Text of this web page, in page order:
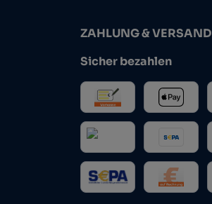
ZAHLUNG & VERSAND
Sicher bezahlen